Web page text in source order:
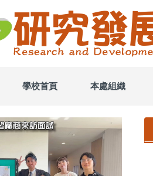
學校首頁 本處組織